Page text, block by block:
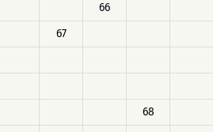
66
67
68